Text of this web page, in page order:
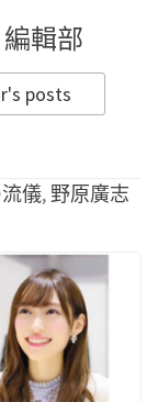
編輯部
posts
儀, 野原廣志